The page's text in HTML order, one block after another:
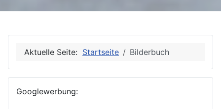
Aktuelle Seite: Startseite Bilderbuch
Googlewerbung: